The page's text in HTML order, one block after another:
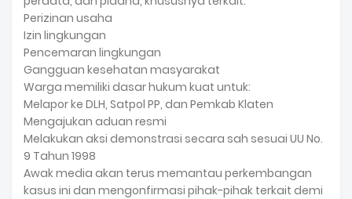
Perizinan usaha
Izin lingkungan
Pencemaran lingkungan
Gangguan kesehatan masyarakat
Warga memiliki dasar hukum kuat untuk:
Melapor ke DLH, Satpol PP, dan Pemkab Klaten
Mengajukan aduan resmi
Melakukan aksi demonstrasi secara sah sesuai UU No.
9 Tahun 1998
Awak media akan terus memantau perkembangan
kasus ini dan mengonfirmasi pihak-pihak terkait demi